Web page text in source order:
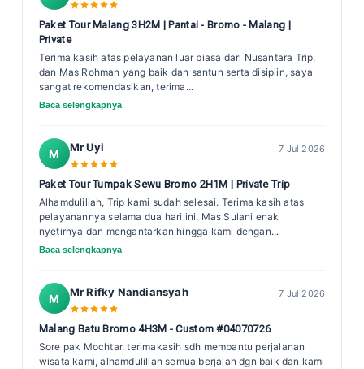
Paket Tour Malang 3H2M | Pantai - Bromo - Malang |
Private
Terima kasih atas pelayanan luar biasa dari Nusantara Trip,
dan Mas Rohman yang baik dan santun serta disiplin, saya
sangat rekomendasikan, terima...
Baca selengkapnya
M Mr Uyi 7 Jul 2026
Paket Tour Tumpak Sewu Bromo 2H1M | Private Trip
Alhamdulillah, Trip kami sudah selesai. Terima kasih atas
pelayanannya selama dua hari ini. Mas Sulani enak
nyetirnya dan mengantarkan hingga kami dengan...
Baca selengkapnya
M Mr Rifky Nandiansyah 7 Jul 2026
Malang Batu Bromo 4H3M - Custom #04070726
Sore pak Mochtar, terimakasih sdh membantu perjalanan
wisata kami, alhamdulillah semua berjalan dgn baik dan kami